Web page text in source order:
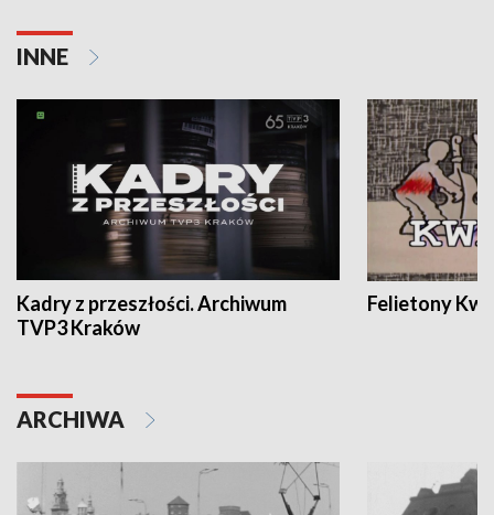
INNE
Kadry z przeszłości. Archiwum
TVP3 Kraków
Felietony
ARCHIWA